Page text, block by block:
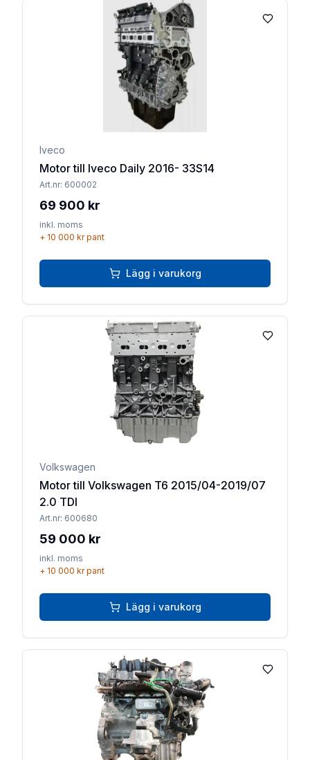
Lägg till
Iveco
Motor till Iveco Daily 2016- 33S14
Art.nr: 600002
69 900 kr
inkl. moms
+ 10 000 krpant
Lägg i varukorg
Lägg till
Volkswagen
Motor till Volkswagen T6 2015/04-2019/07
2.0 TDI
Art.nr: 600680
59 000 kr
inkl. moms
+ 10 000 krpant
Lägg i varukorg
Lägg till